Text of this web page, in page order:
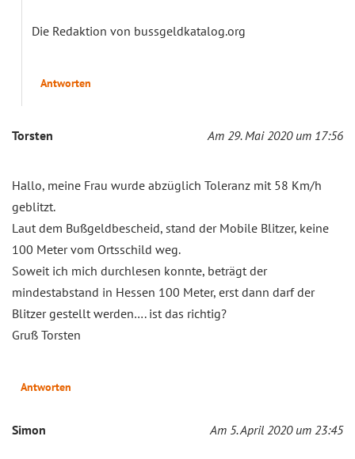
Die Redaktion von bussgeldkatalog.org
Antworten
Torsten Am 29. Mai 2020 um 17:56
Hallo, meine Frau wurde abzüglich Toleranz mit 58 Km/h
geblitzt.
Laut dem Bußgeldbescheid, stand der Mobile Blitzer, keine
100 Meter vom Ortsschild weg.
Soweit ich mich durchlesen konnte, beträgt der
mindestabstand in Hessen 100 Meter, erst dann darf der
Blitzer gestellt werden…. ist das richtig?
Gruß Torsten
Antworten
Simon Am 5. April 2020 um 23:45